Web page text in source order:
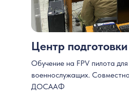
Обучение на FPV пилота для
военнослужащих.
ДОСААФ
Центр